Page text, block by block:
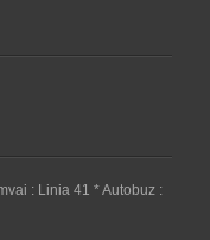
: Linia 41 * Autobuz :